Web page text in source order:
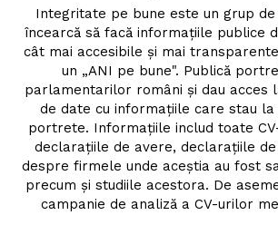
Integritate pe bune este un grup
încearcă să facă informațiile publice
cât mai accesibile și mai
un „ANI pe bune". Publică
parlamentarilor români și dau acces
de date cu informațiile care stau
portrete. Informațiile includ toate
declarațiile de avere, declarațiile
despre firmele unde aceștia au fost
precum și studiile acestora. De
campanie de analiză a CV-urilor